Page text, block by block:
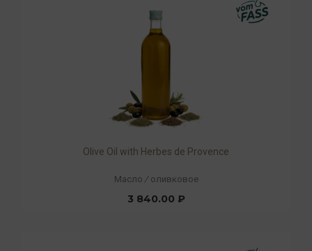
Olive Oil with Herbes de Provence
Масло / оливковое
3 840.00 ₽